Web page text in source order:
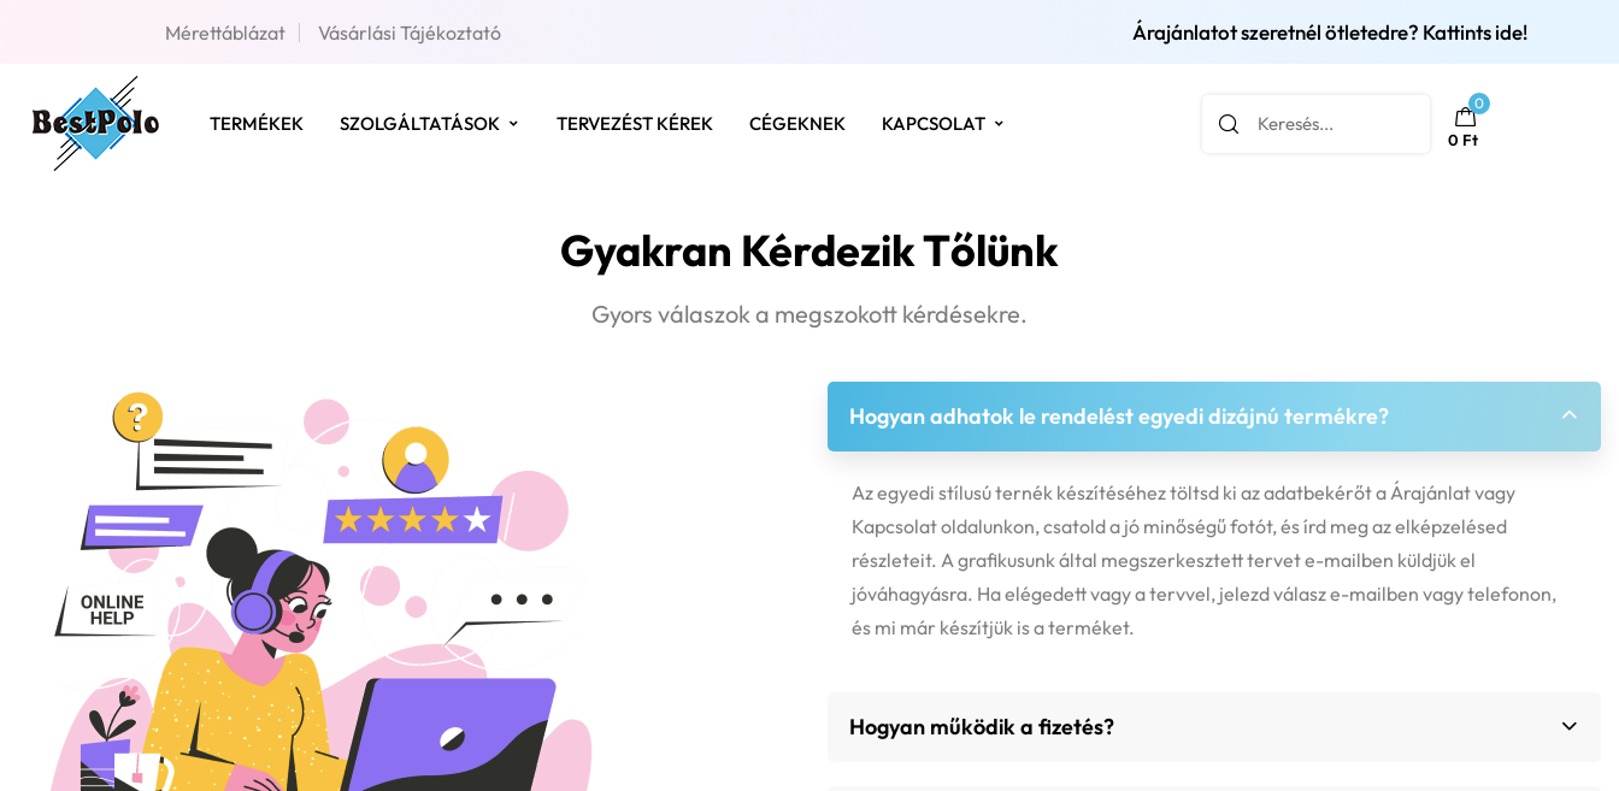
Mérettáblázat Vásárlási Tájékoztató Árajánlatot szeretnél ötletedre? Kattints ide!
TERMÉKEK SZOLGÁLTATÁSOK TERVEZÉST KÉREK CÉGEKNEK KAPCSOLAT
0
0 Ft
Gyakran Kérdezik Tőlünk
Gyors válaszok a megszokott kérdésekre.
Hogyan adhatok le rendelést egyedi dizájnú termékre?
Az egyedi stílusú ternék készítéséhez töltsd ki az adatbekérőt a Árajánlat vagy
Kapcsolat oldalunkon, csatold a jó minőségű fotót, és írd meg az elképzelésed
részleteit. A grafikusunk által megszerkesztett tervet e-mailben küldjük el
jóváhagyásra. Ha elégedett vagy a tervvel, jelezd válasz e-mailben vagy telefonon,
és mi már készítjük is a terméket.
Hogyan működik a fizetés?